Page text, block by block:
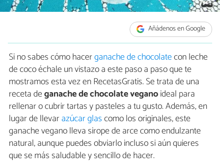
Añádenos en Google
Si no sabes cómo hacerganache de chocolatecon leche
de coco échale un vistazo a este paso a paso que te
mostramos esta vez en RecetasGratis. Se trata de una
receta deganache de chocolate veganoideal para
rellenar o cubrir tartas y pasteles a tu gusto. Además, en
lugar de llevarazúcar glascomo los originales, este
ganache vegano lleva sirope de arce como endulzante
natural, aunque puedes obviarlo incluso si aún quieres
que se más saludable y sencillo de hacer.